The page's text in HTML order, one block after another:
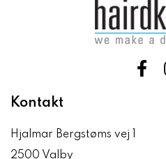
Kontakt
Hjalmar Bergstøms vej 1
2500 Valby